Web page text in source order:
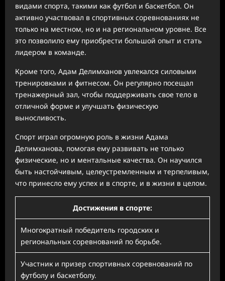
видами спорта, такими как футбол и баскетбол. Он
активно участвовал в спортивных соревнованиях не
только на местном, но и на региональном уровне. Все
это позволило ему приобрести большой опыт и стать
лидером в команде.
Кроме того, Адам Делимханов увлекался силовыми
тренировками и фитнесом. Он регулярно посещал
тренажерный зал, чтобы поддерживать свое тело в
отличной форме и улучшать физическую
выносливость.
Спорт играл огромную роль в жизни Адама
Делимханова, помогая ему развивать не только
физические, но и ментальные качества. Он научился
быть настойчивым, целеустремленным и терпеливым,
что принесло ему успех и в спорте, и в жизни в целом.
Достижения в спорте:
Многократный победитель городских и
региональных соревнований по борьбе.
Участник и призер спортивных соревнований по
футболу и баскетболу.